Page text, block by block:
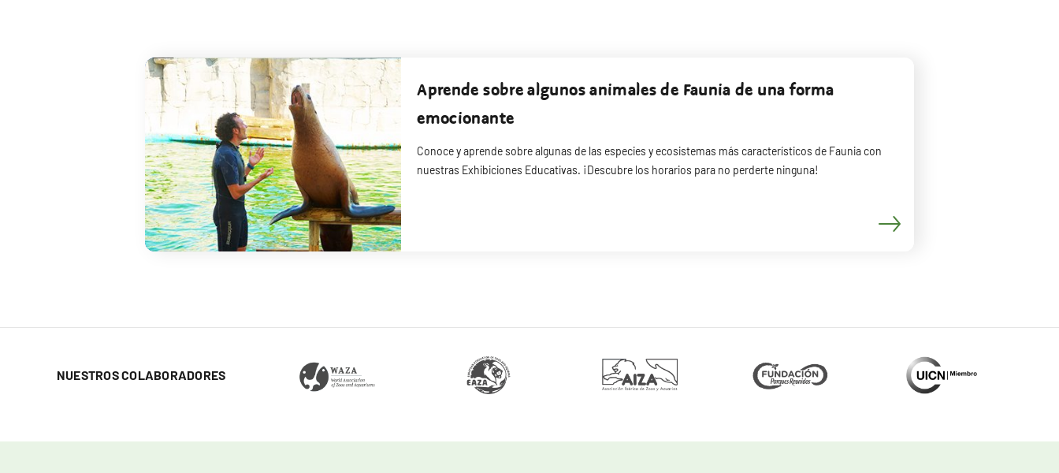
Aprende sobre algunos animales de Faunia de una forma
emocionante
Conoce y aprende sobre algunas de las especies y ecosistemas más característicos de Faunia con
nuestras Exhibiciones Educativas. ¡Descubre los horarios para no perderte ninguna!
NUESTROS COLABORADORES